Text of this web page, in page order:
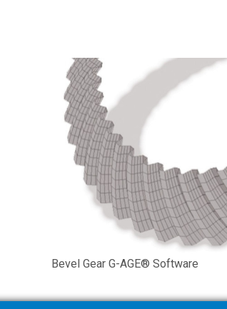
Bevel Gear G-AGE® Software